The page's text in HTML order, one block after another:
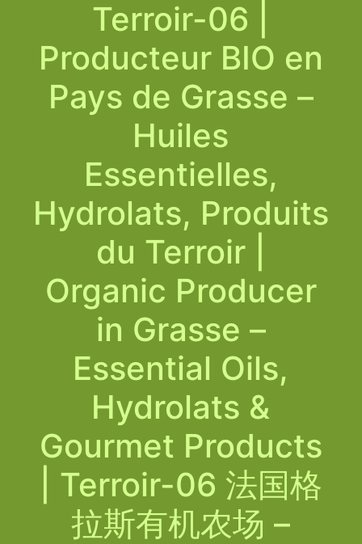
Terroir-06 |
Producteur BIO en
Pays de Grasse –
Huiles
Essentielles,
Hydrolats, Produits
du Terroir |
Organic Producer
in Grasse –
Essential Oils,
Hydrolats &
Gourmet Products
| Terroir-06 法国格
拉斯有机农场 –